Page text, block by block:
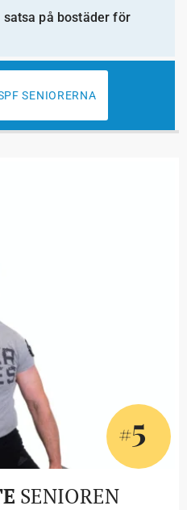
på bostäder för
SENIORERNA
#5
SENIOREN